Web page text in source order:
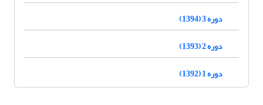
دوره 3 (1394)
دوره 2 (1393)
دوره 1 (1392)